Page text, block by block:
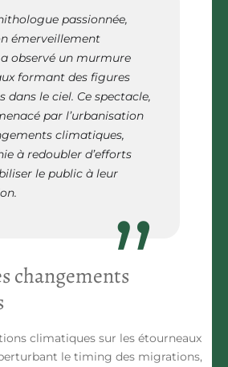
passionnée,
émerveillement
a observé un murmure
formant des figures
dans le ciel. Ce spectacle,
par l’urbanisation
climatiques,
à redoubler d’efforts
le public à leur
changements
climatiques sur les étourneaux
le timing des migrations,